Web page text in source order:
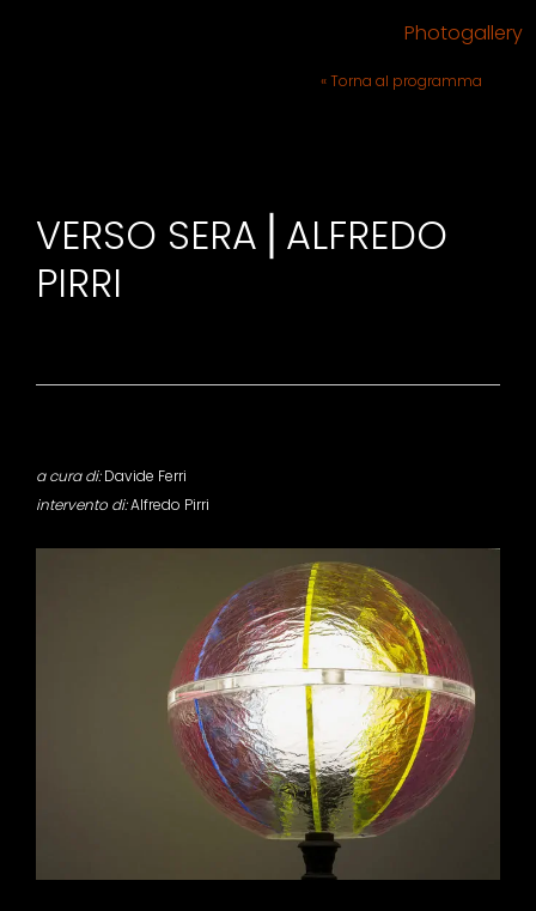
Photogallery
« Torna al programma
VERSO SERA⎪ALFREDO
PIRRI
a cura di:Davide Ferri
intervento di:Alfredo Pirri